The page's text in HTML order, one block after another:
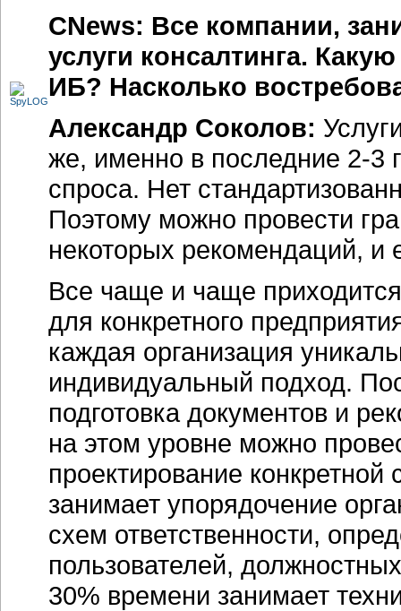
CNews: Все компании,
услуги консалтинга.
ИБ? Насколько
Александр Соколов:
же, именно в последние 2-3
спроса. Нет
Поэтому можно провести
некоторых рекомендаций, и
Все чаще и чаще
для конкретного
каждая организация
индивидуальный подход.
подготовка документов и
на этом уровне можно
проектирование
занимает упорядочение
схем ответственности,
пользователей,
30% времени занимает